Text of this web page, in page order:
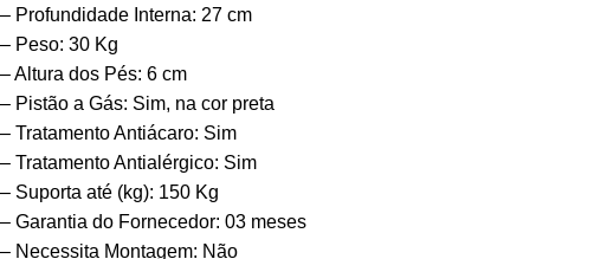
– Profundidade Interna: 27 cm
– Peso: 30 Kg
– Altura dos Pés: 6 cm
– Pistão a Gás: Sim, na cor preta
– Tratamento Antiácaro: Sim
– Tratamento Antialérgico: Sim
– Suporta até (kg): 150 Kg
– Garantia do Fornecedor: 03 meses
– Necessita Montagem: Não